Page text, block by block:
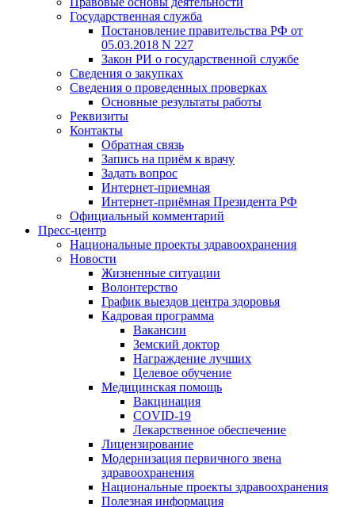
Государственная служба
Постановление правительства РФ от
05.03.2018 N 227
Закон РИ о государственной службе
Сведения о закупках
Сведения о проведенных проверках
Основные результаты работы
Реквизиты
Контакты
Обратная связь
Запись на приём к врачу
Задать вопрос
Интернет-приемная
Интернет-приёмная Президента РФ
Официальный комментарий
Пресс-центр
Национальные проекты здравоохранения
Новости
Жизненные ситуации
Волонтерство
График выездов центра здоровья
Кадровая программа
Вакансии
Земский доктор
Награждение лучших
Целевое обучение
Медицинская помощь
Вакцинация
COVID-19
Лекарственное обеспечение
Лицензирование
Модернизация первичного звена
здравоохранения
Национальные проекты здравоохранения
Полезная информация